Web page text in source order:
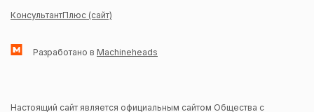
КонсультантПлюс (сайт)
Разработано в Machineheads
Настоящий сайт является официальным сайтом Общества с